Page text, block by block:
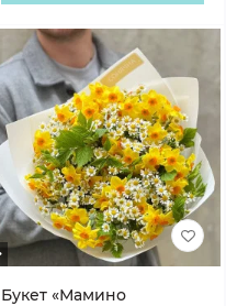
Букет «Мамино